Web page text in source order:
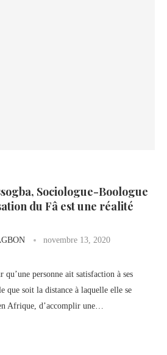
Sociologue-Boologue
du Fâ est une réalité
novembre 13, 2020
qu’une personne ait satisfaction à ses
que soit la distance à laquelle elle se
Afrique, d’accomplir une…